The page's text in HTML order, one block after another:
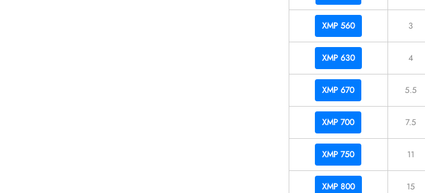
XMP 560 3
XMP 630 4
XMP 670 5.5
XMP 700 7.5
XMP 750 11
XMP 800 15